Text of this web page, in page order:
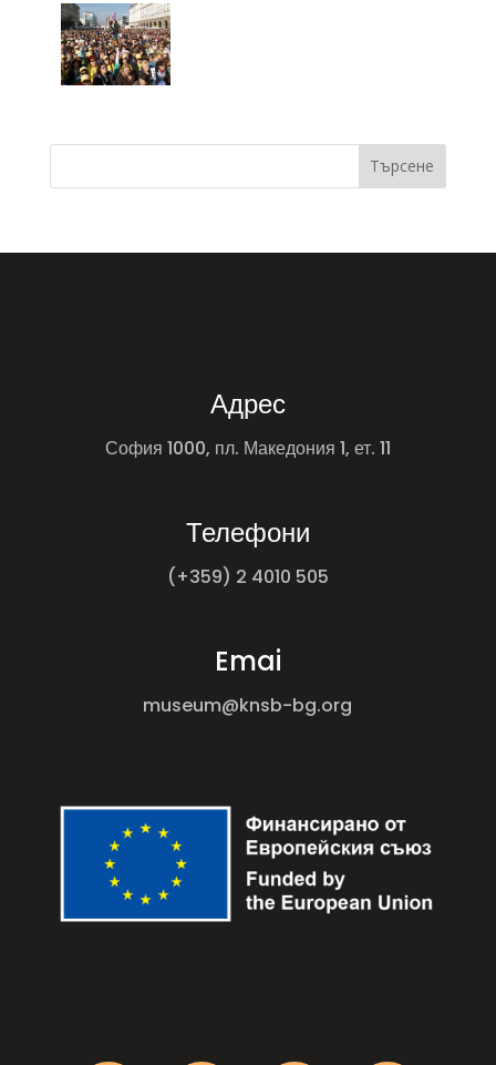
Търсене
Адрес
София 1000, пл. Македония 1, ет. 11
Телефони
(+359) 2 4010 505
Emai
museum@knsb-bg.org